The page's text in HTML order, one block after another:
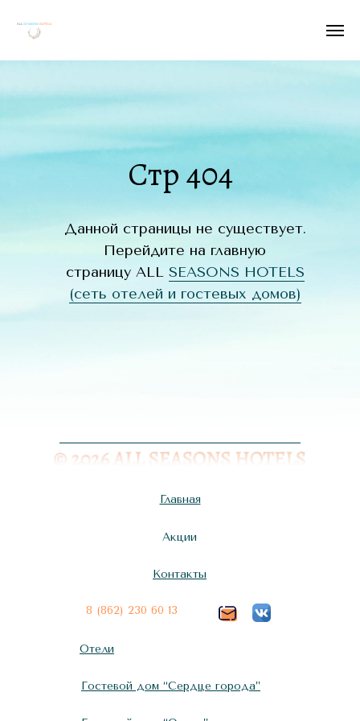
Стр 404
Данной страницы не существует.
Перейдите на главную
страницу ALL SEASONS HOTELS
(сеть отелей и гостевых домов)
Главная
Гостевой дом “Сердце города”
Отели
Акции
Контакты
8 (862) 230 60 13